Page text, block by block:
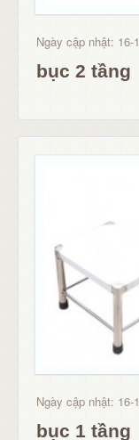
Ngày cập nhật: 16-
bục 2 tầng
Ngày cập nhật: 16-
bục 1 tầng